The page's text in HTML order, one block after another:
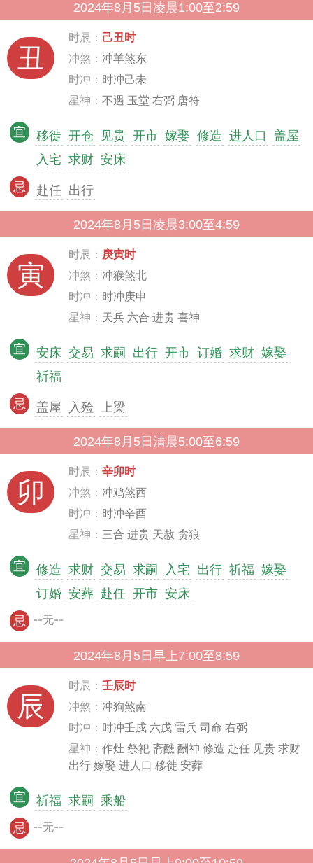
2024年8月5日凌晨1:00至2:59
丑
时辰： 己丑时
冲煞： 冲羊煞东
时冲： 时冲己未
星神： 不遇 玉堂 右弼 唐符
宜 移徙 开仓 见贵 开市 嫁娶 修造 进人口
盖屋
入宅 求财 安床
忌 赴任 出行
2024年8月5日凌晨3:00至4:59
寅
时辰： 庚寅时
冲煞： 冲猴煞北
时冲： 时冲庚申
星神： 天兵 六合 进贵 喜神
宜 安床 交易 求嗣 出行 开市 订婚 求财 嫁娶
祈福
忌 盖屋 入殓 上梁
2024年8月5日清晨5:00至6:59
卯
时辰： 辛卯时
冲煞： 冲鸡煞西
时冲： 时冲辛酉
星神： 三合 进贵 天赦 贪狼
宜 修造 求财 交易 求嗣 入宅 出行 祈福 嫁娶
订婚 安葬 赴任 开市 安床
忌 --无--
2024年8月5日早上7:00至8:59
辰
时辰： 壬辰时
冲煞： 冲狗煞南
时冲： 时冲壬戍 六戊 雷兵 司命 右弼
星神： 作灶 祭祀 斋醮 酬神 修造 赴任 见贵 求财
出行 嫁娶 进人口 移徙 安葬
宜 祈福 求嗣 乘船
忌 --无--